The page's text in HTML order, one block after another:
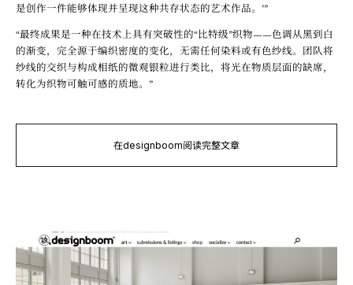
是创作一件能够体现并呈现这种共存状态的艺术作品。’”
“最终成果是一种在技术上具有突破性的“比特级”织物——色调从黑到白
的渐变，完全源于编织密度的变化，无需任何染料或有色纱线。团队将
纱线的交织与构成相纸的微观银粒进行类比，将光在物质层面的缺席，
转化为织物可触可感的质地。”
在designboom阅读完整文章